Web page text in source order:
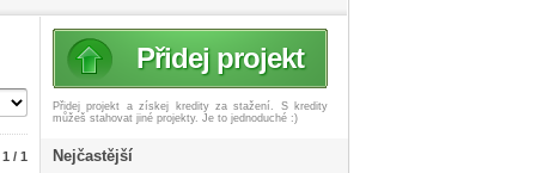
1 / 1
Přidej projekt
Přidej projekt a získej
kredity za stažení. S kredity
můžeš stahovat jiné projekty. Je to jednoduché :)
Nejčastější